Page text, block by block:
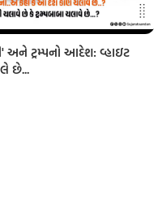
અને ટ્રમ્પનો આદેશ: વ્હાઇટ
છે...